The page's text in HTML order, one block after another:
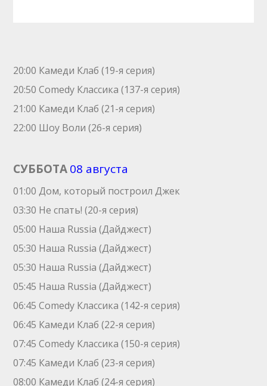
20:00 Камеди Клаб (19-я серия)
20:50 Comedy Классика (137-я серия)
21:00 Камеди Клаб (21-я серия)
22:00 Шоу Воли (26-я серия)
СУББОТА08 августа
01:00 Дом, который построил Джек
03:30 Не спать! (20-я серия)
05:00 Наша Russia (Дайджест)
05:30 Наша Russia (Дайджест)
05:30 Наша Russia (Дайджест)
05:45 Наша Russia (Дайджест)
06:45 Comedy Классика (142-я серия)
06:45 Камеди Клаб (22-я серия)
07:45 Comedy Классика (150-я серия)
07:45 Камеди Клаб (23-я серия)
08:00 Камеди Клаб (24-я серия)